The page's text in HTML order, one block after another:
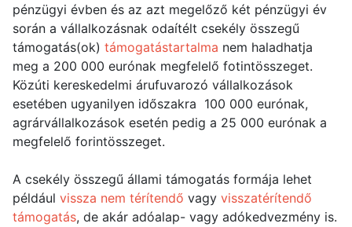
pénzügyi évben és az azt megelőző két pénzügyi év
során a vállalkozásnak odaítélt csekély összegű
támogatás(ok) támogatástartalma nem haladhatja
meg a 200 000 eurónak megfelelő fotintösszeget.
Közúti kereskedelmi árufuvarozó vállalkozások
esetében ugyanilyen időszakra 100 000 eurónak,
agrárvállalkozások esetén pedig a 25 000 eurónak a
megfelelő forintösszeget.
A csekély összegű állami támogatás formája lehet
például vissza nem térítendő vagy visszatérítendő
támogatás, de akár adóalap- vagy adókedvezmény is.